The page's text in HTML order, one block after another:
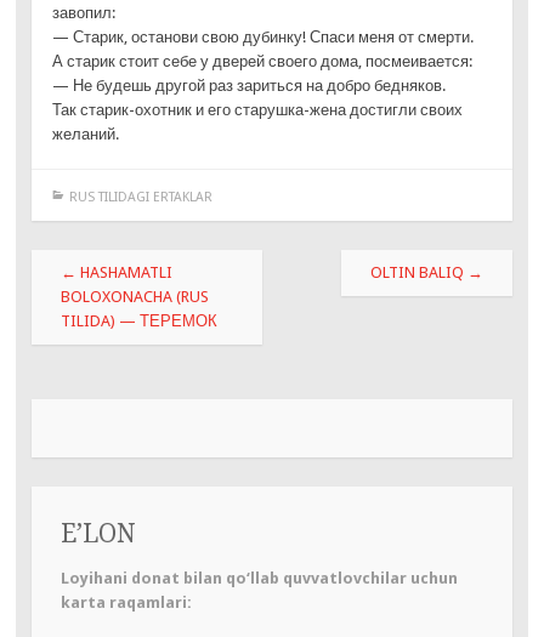
завопил:
— Старик, останови свою дубинку! Спаси меня от смерти.
А старик стоит себе у дверей своего дома, посмеивается:
— Не будешь другой раз зариться на добро бедняков.
Так старик-охотник и его старушка-жена достигли своих
желаний.
RUS TILIDAGI ERTAKLAR
Навигация
записям
← HASHAMATLI
BOLOXONACHA (RUS
TILIDA) — ТЕРЕМОК
OLTIN BALIQ →
E’LON
Loyihani donat bilan qo‘llab quvvatlovchilar uchun
karta raqamlari: